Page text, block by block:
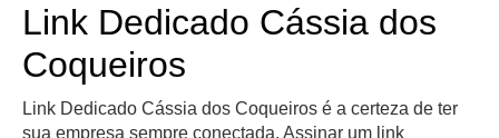
Link Dedicado Cássia dos
Coqueiros
Link Dedicado Cássia dos Coqueiros é a certeza de ter
sua empresa sempre conectada. Assinar um link